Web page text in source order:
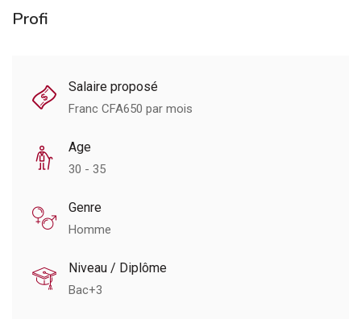
Profi
Salaire proposé
Franc CFA650 par mois
Age
30 - 35
Genre
Homme
Niveau / Diplôme
Bac+3